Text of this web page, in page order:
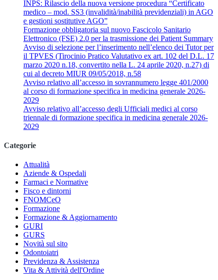
INPS: Rilascio della nuova versione procedura “Certificato
medico – mod. SS3 (invalidità/inabilità previdenziali) in AGO
e gestioni sostitutive AGO”
Formazione obbligatoria sul nuovo Fascicolo Sanitario
Elettronico (FSE) 2.0 per la trasmissione dei Patient Summary
Avviso di selezione per l’inserimento nell’elenco dei Tutor per
il TPVES (Tirocinio Pratico Valutativo ex art. 102 del D.L. 17
marzo 2020 n.18, convertito nella L. 24 aprile 2020, n.27) di
cui al decreto MIUR 09/05/2018, n.58
Avviso relativo all’accesso in sovrannumero legge 401/2000
al corso di formazione specifica in medicina generale 2026-
2029
Avviso relativo all’accesso degli Ufficiali medici al corso
triennale di formazione specifica in medicina generale 2026-
2029
Categorie
Attualità
Aziende & Ospedali
Farmaci e Normative
Fisco e dintorni
FNOMCeO
Formazione
Formazione & Aggiornamento
GURI
GURS
Novità sul sito
Odontoiatri
Previdenza & Assistenza
Vita & Attività dell'Ordine